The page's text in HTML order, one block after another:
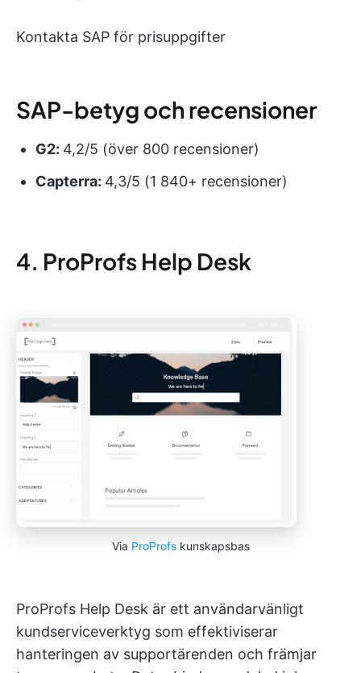
Kontakta SAP för prisuppgifter
SAP-betyg och recensioner
G2: 4,2/5 (över 800 recensioner)
Capterra: 4,3/5 (1 840+ recensioner)
4. ProProfs Help Desk
Via ProProfskunskapsbas
ProProfs Help Desk är ett användarvänligt
kundserviceverktyg som effektiviserar
hanteringen av supportärenden och främjar